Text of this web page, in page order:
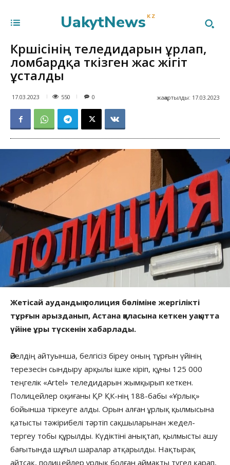
UakytNews KZ
Көршісінің теледидарын ұрлап,
ломбардқа өткізген жас жігіт
ұсталды
17.03.2023 550 жаңартылды: 17.03.2023
0
Жетісай аудандық полиция бөліміне жергілікті
тұрғын арызданып, Астана қаласына кеткен уақытта
үйіне ұры түскенін хабарлады.
Әйелдің айтуынша, белгісіз біреу оның тұрғын үйінің
терезесін сындыру арқылы ішке кіріп, құны 125 000
теңгелік «Artel» теледидарын жымқырып кеткен.
Полицейлер оқиғаны ҚР ҚК-нің 188-бабы «Ұрлық»
бойынша тіркеуге алды. Орын алған ұрлық қылмысына
қатысты тәжірибелі тәртіп сақшыларынан жедел-
тергеу тобы құрылды. Күдіктіні анықтап, қылмысты ашу
бағытында шұғыл шаралар атқарылды. Нақтырақ
айтсақ, полицейлер ұрлық болған аймақты түгел қарап,